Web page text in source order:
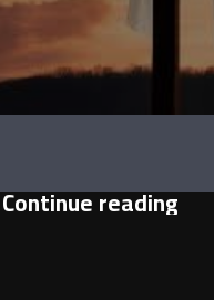
Continue reading